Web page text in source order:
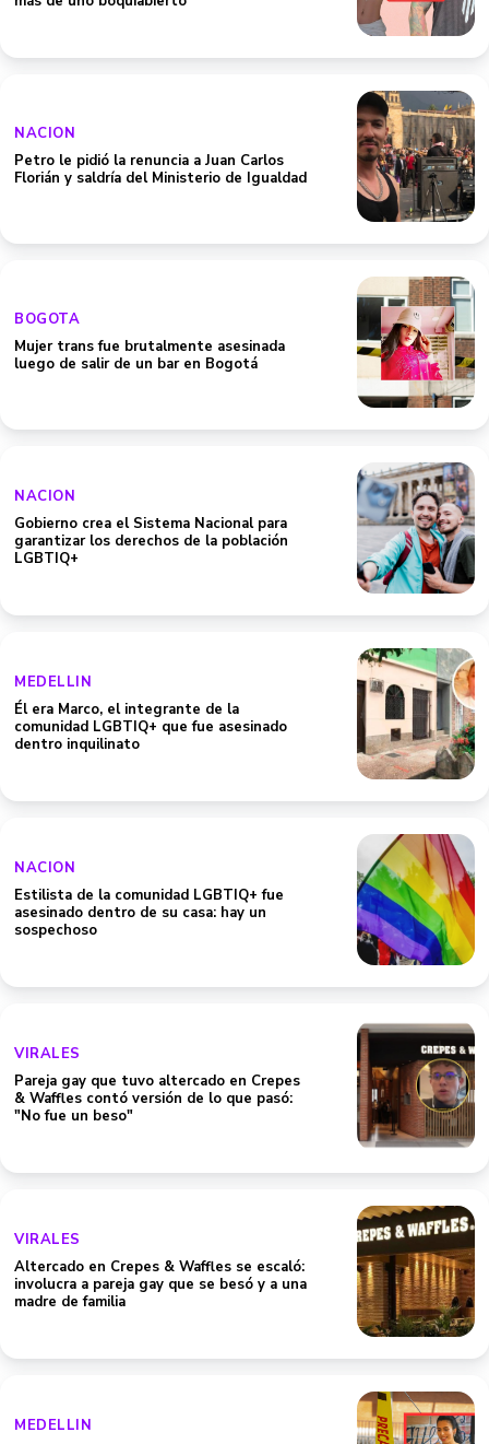
NACION
Petro le pidió la renuncia a Juan Carlos
Florián y saldría del Ministerio de Igualdad
BOGOTA
Mujer trans fue brutalmente asesinada
luego de salir de un bar en Bogotá
NACION
Gobierno crea el Sistema Nacional para
garantizar los derechos de la población
LGBTIQ+
MEDELLIN
Él era Marco, el integrante de la
comunidad LGBTIQ+ que fue asesinado
dentro inquilinato
NACION
Estilista de la comunidad LGBTIQ+ fue
asesinado dentro de su casa: hay un
sospechoso
VIRALES
Pareja gay que tuvo altercado en Crepes
& Waffles contó versión de lo que pasó:
"No fue un beso"
VIRALES
Altercado en Crepes & Waffles se escaló:
involucra a pareja gay que se besó y a una
madre de familia
MEDELLIN